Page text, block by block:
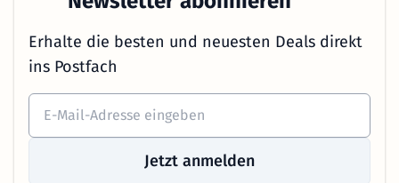
Erhalte die besten und neuesten Deals direkt
ins Postfach
Jetzt anmelden